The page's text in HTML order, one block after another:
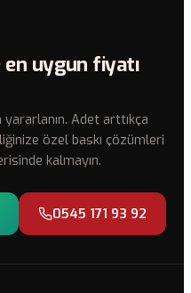
uygun fiyatı
Adet arttıkça
özel baskı çözümleri
kalmayın.
0545 171 93 92